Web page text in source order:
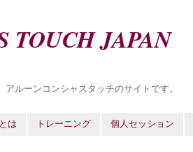
TOUCH JAPAN
ルーンコンシャスタッチのサイトです。
は トレーニング 個人セッション